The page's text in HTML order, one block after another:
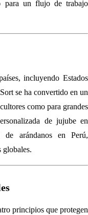
para un flujo de trabajo
incluyendo Estados
se ha convertido en un
como para grandes
de jujube en
arándanos en Perú,
globales.
principios que protegen